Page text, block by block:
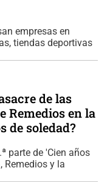
empresas en
tiendas deportivas
de las
Remedios en la
de soledad?
parte de 'Cien años
Remedios y la